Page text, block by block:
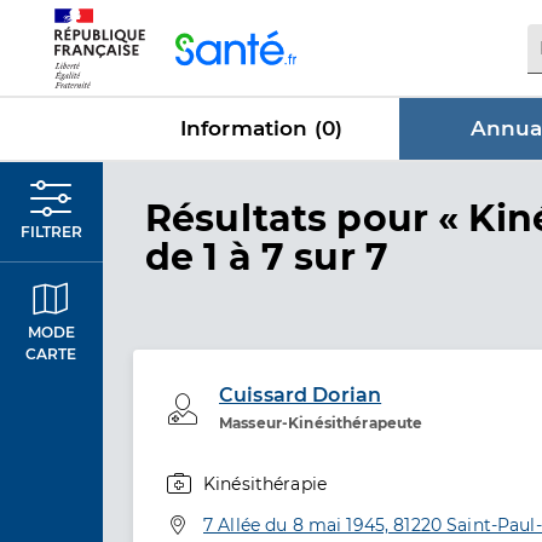
Information (0)
FILTRER
MODE
CARTE
Résultats dans
pour «
de 1 à 7 sur 7
Cuissard Dorian
Masseur-Kinésithérapeute
Professionel de santé
Kinésithérapie
Adresse
7 Allée du 8 mai 1945, 81220 Saint-
Panneau de gestion des cookies